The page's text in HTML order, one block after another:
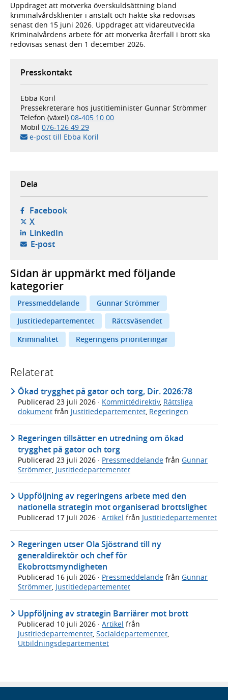
Uppdraget att motverka överskuldsättning bland
kriminalvårdsklienter i anstalt och häkte ska redovisas
senast den 15 juni 2026. Uppdraget att vidareutveckla
Kriminalvårdens arbete för att motverka återfall i brott ska
redovisas senast den 1 december 2026.
Presskontakt
Ebba Koril
Pressekreterare hos justitieminister Gunnar Strömmer
Telefon (växel) 08-405 10 00
Mobil 076-126 49 29
e-post till Ebba Koril
Dela
Facebook- öppnas i ny flik, extern webbplats,
X- öppnas i ny flik, extern webbplats,
LinkedIn- öppnas i ny flik, extern webbplats,
E-post- öppnar din e-postklient,
Sidan är uppmärkt med följande
kategorier
Pressmeddelande
Gunnar Strömmer
Justitiedepartementet
Rättsväsendet
Kriminalitet
Regeringens prioriteringar
Relaterat
Ökad trygghet på gator och torg, Dir. 2026:78
Publicerad 23 juli 2026 · Kommittédirektiv, Rättsliga
dokument från Justitiedepartementet, Regeringen
Regeringen tillsätter en utredning om ökad
trygghet på gator och torg
Publicerad 23 juli 2026 · Pressmeddelande från Gunnar
Strömmer Justitiedepartementet
Uppföljning av regeringens arbete med den
nationella strategin mot organiserad brottslighet
Publicerad 17 juli 2026 · Artikel från Justitiedepartementet
Regeringen utser Ola Sjöstrand till ny
generaldirektör och chef för
Ekobrottsmyndigheten
Publicerad 16 juli 2026 · Pressmeddelande från Gunnar
Strömmer, Justitiedepartementet
Uppföljning av strategin Barriärer mot brott
Publicerad 10 juli 2026 · Artikel från
Justitiedepartementet Socialdepartementet
Utbildningsdepartementet